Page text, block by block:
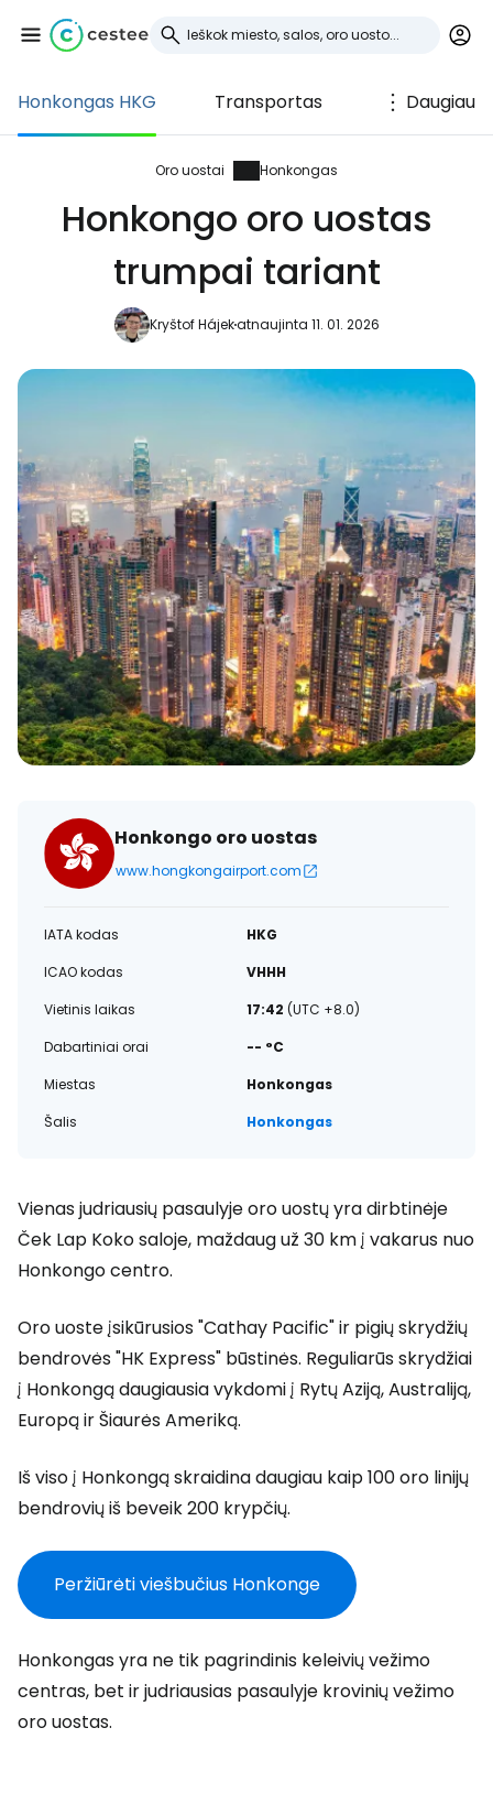
Honkongas HKG Transportas Daugiau
Oro uostai Honkongas
Honkongo oro uostas
trumpai tariant
Kryštof Hájekatnaujinta 11. 01. 2026
Honkongo oro uostas
www.hongkongairport.com
IATA kodas
HKG
ICAO kodas
VHHH
Vietinis laikas
17:42 (UTC +8.0)
Dabartiniai orai
-- °C
Miestas
Honkongas
Šalis
Honkongas
Vienas judriausių pasaulyje oro uostų yra dirbtinėje
Ček Lap Koko saloje, maždaug už 30 km į vakarus nuo
Honkongo centro.
Oro uoste įsikūrusios "Cathay Pacific" ir pigių skrydžių
bendrovės "HK Express" būstinės. Reguliarūs skrydžiai
į Honkongą daugiausia vykdomi į Rytų Aziją, Australiją,
Europą ir Šiaurės Ameriką.
Iš viso į Honkongą skraidina daugiau kaip 100 oro linijų
bendrovių iš beveik 200 krypčių.
Peržiūrėti viešbučius Honkonge
Honkongas yra ne tik pagrindinis keleivių vežimo
centras, bet ir judriausias pasaulyje krovinių vežimo
oro uostas.
Prisijunkite prie
Cestee
... pasaulinė kelionių bendruomenė
Tęsti su Google
Tęsti su Facebook
Tęsti el. paštu